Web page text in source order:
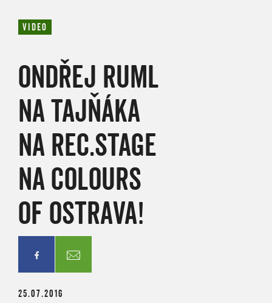
VIDEO
ONDŘEJ RUML
NA TAJŇÁKA
NA REC.STAGE
NA COLOURS
OF OSTRAVA!
25.07.2016